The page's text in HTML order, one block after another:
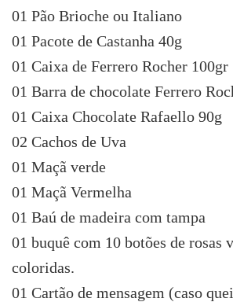
01 Pão Brioche ou Italiano
01 Pacote de Castanha 40g
01 Caixa de Ferrero Rocher 100gr
01 Barra de chocolate Ferrero
01 Caixa Chocolate Rafaello 90g
02 Cachos de Uva
01 Maçã verde
01 Maçã Vermelha
01 Baú de madeira com tampa
01 buquê com 10 botões de rosas
coloridas.
01 Cartão de mensagem (caso